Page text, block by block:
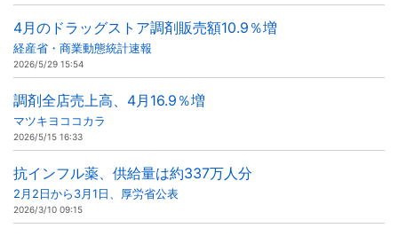
4月のドラッグストア調剤販売額10.9％増
経産省・商業動態統計速報
2026/5/29 15:54
調剤全店売上高、4月16.9％増
マツキヨココカラ
2026/5/15 16:33
抗インフル薬、供給量は約337万人分
2月2日から3月1日、厚労省公表
2026/3/10 09:15